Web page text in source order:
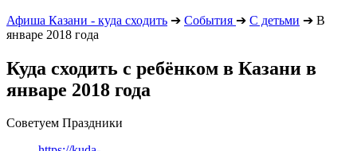
Афиша Казани - куда сходить ➔ События ➔ С детьми ➔ В
январе 2018 года
Куда сходить с ребёнком в Казани в
январе 2018 года
Советуем Праздники